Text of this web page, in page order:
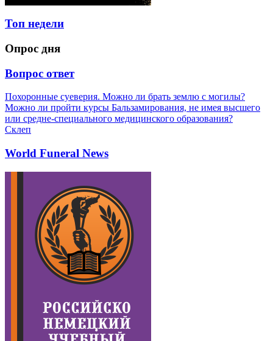
Топ недели
Опрос дня
Вопрос ответ
Похоронные суеверия. Можно ли брать землю с могилы?
Можно ли пройти курсы Бальзамирования, не имея высшего
или средне-специального медицинского образования?
Склеп
World Funeral News